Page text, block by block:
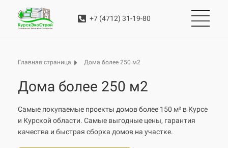
+7 (4712) 31-19-80
Главная страница Дома более 250 м2
Дома более 250 м2
Самые покупаемые проекты домов более 150 м² в Курсе
и Курской области. Самые выгодные цены, гарантия
качества и быстрая сборка домов на участке.